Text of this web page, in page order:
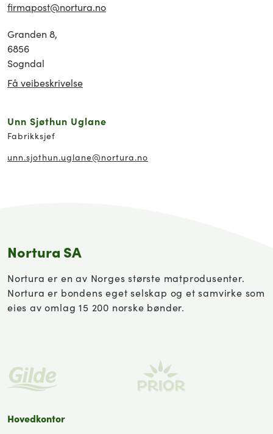
firmapost@nortura.no
Granden 8,
6856
Sogndal
Få veibeskrivelse
Unn Sjøthun Uglane
Fabrikksjef
unn.sjothun.uglane@nortura.no
Nortura SA
Nortura er en av Norges største matprodusenter.
Nortura er bondens eget selskap og et samvirke som
eies av omlag 15 200 norske bønder.
Hovedkontor